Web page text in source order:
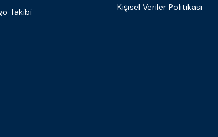
Takibi
Kişisel Veriler Politikası